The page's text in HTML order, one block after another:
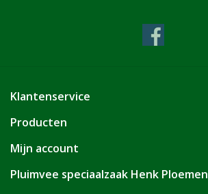
Klantenservice
Producten
Mijn account
Pluimvee speciaalzaak Henk Ploemen